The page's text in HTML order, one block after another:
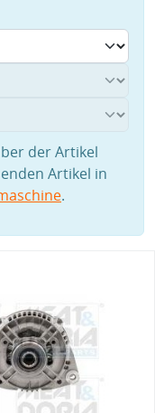
der Artikel
Artikel in
.